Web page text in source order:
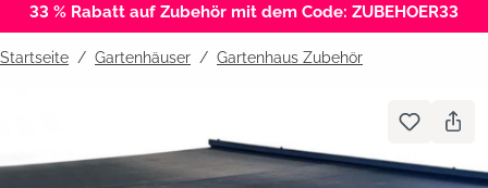
33 % Rabatt auf Zubehör mit dem Code: ZUBEHOER33
Startseite Gartenhäuser / Gartenhaus Zubehör